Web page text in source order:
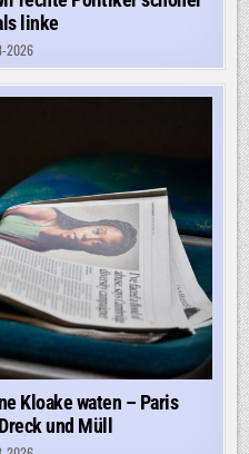
linke
2026
Kloake waten – Paris
und Müll